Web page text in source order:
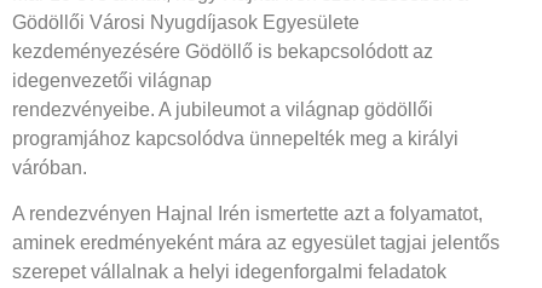
Gödöllői Városi Nyugdíjasok Egyesülete
kezdeményezésére Gödöllő is bekapcsolódott az
idegenvezetői világnap
rendezvényeibe. A jubileumot a világnap gödöllői
programjához kapcsolódva ünnepelték meg a királyi
váróban.
A rendezvényen Hajnal Irén ismertette azt a folyamatot,
aminek eredményeként mára az egyesület tagjai jelentős
szerepet vállalnak a helyi idegenforgalmi feladatok